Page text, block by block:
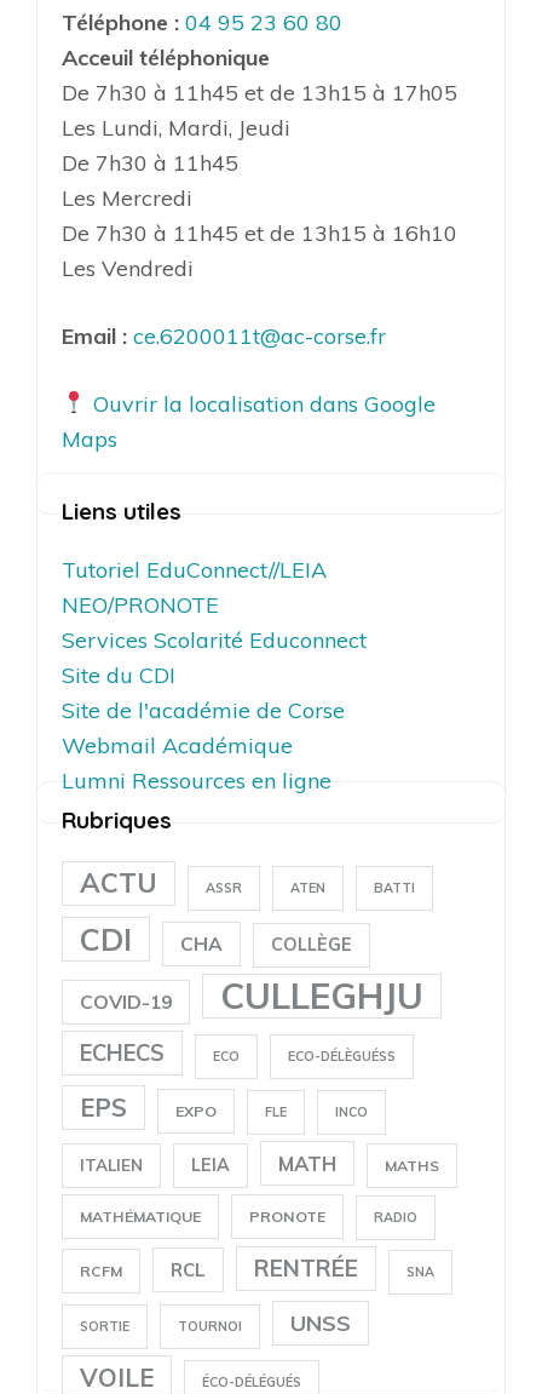
Téléphone : 04 95 23 60 80
Acceuil téléphonique
De 7h30 à 11h45 et de 13h15 à 17h05
Les Lundi, Mardi, Jeudi
De 7h30 à 11h45
Les Mercredi
De 7h30 à 11h45 et de 13h15 à 16h10
Les Vendredi
Email : ce.6200011t@ac-corse.fr
Ouvrir la localisation dans Google
Maps
Liens utiles
Tutoriel EduConnect//LEIA
NEO/PRONOTE
Services Scolarité Educonnect
Site du CDI
Site de l'académie de Corse
Webmail Académique
Lumni Ressources en ligne
Rubriques
ACTU ASSR ATEN BATTI
CDI CHA COLLÈGE
COVID-19 CULLEGHJU
ECHECS ECO ECO-DÉLÈGUÉSS
EPS EXPO FLE INCO
ITALIEN LEIA MATH MATHS
MATHÉMATIQUE PRONOTE RADIO
RCFM RCL RENTRÉE SNA
SORTIE TOURNOI UNSS
VOILE ÉCO-DÉLÉGUÉS